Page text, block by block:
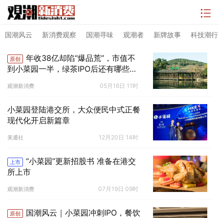
国潮风云 新消费观察 国潮寻味 观潮者 新牌故事 科技潮行
原创
年收38亿却陷“爆品荒”，市值不
到小菜园一半，绿茶IPO后还有哪些底
观潮新消费 05月16日 11时
小菜园登陆港交所，大众便民中式正餐
现代化开启新篇章
美通社 12月20日 14时
上市
“小菜园”更新招股书 准备在港交
所上市
观潮新消费 07月19日 09时
原创
国潮风云｜小菜园冲刺IPO，餐饮